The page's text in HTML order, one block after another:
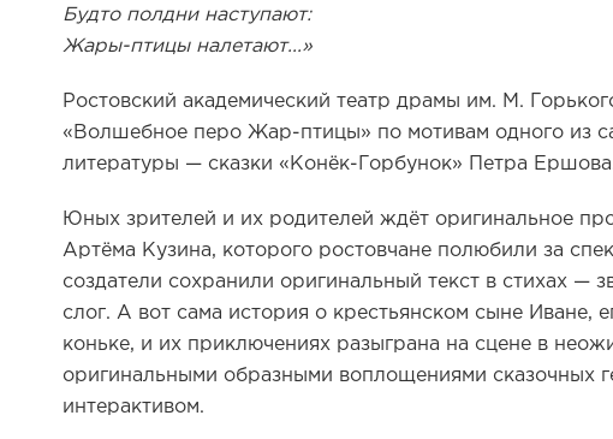
Будто полдни наступают:
Жары-птицы налетают...»
Ростовский академический театр драмы им. М.
«Волшебное перо Жар-птицы» по мотивам одного из
литературы — сказки «Конёк-Горбунок» Петра
Юных зрителей и их родителей ждёт оригинальное
Артёма Кузина, которого ростовчане полюбили за
создатели сохранили оригинальный текст в стихах —
слог. А вот сама история о крестьянском сыне Иване,
коньке, и их приключениях разыграна на сцене в
оригинальными образными воплощениями сказочных
интерактивом.